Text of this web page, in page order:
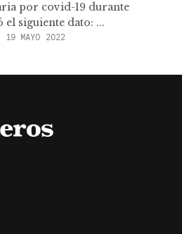
por covid-19 durante
el siguiente dato: ...
19 MAYO 2022